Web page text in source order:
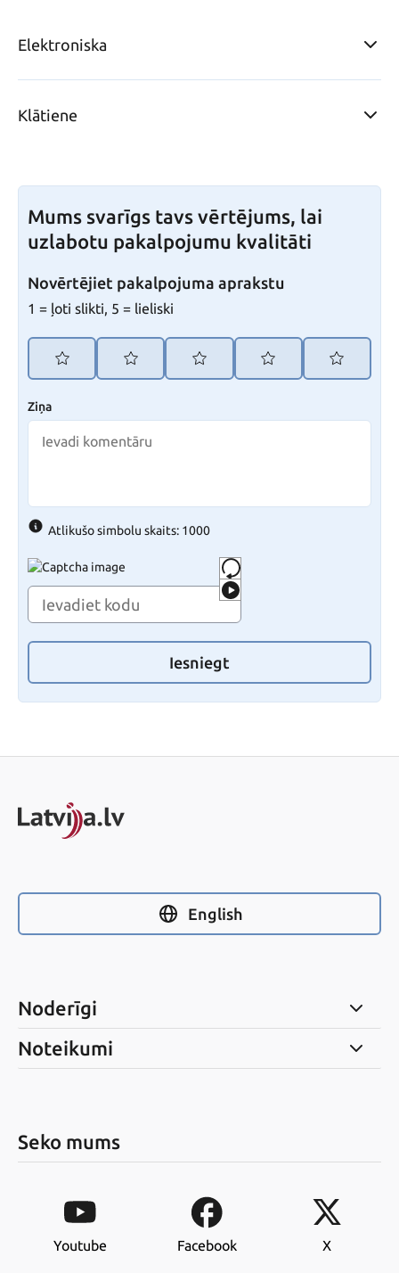
Elektroniska
Klātiene
Mums svarīgs tavs vērtējums, lai
uzlabotu pakalpojumu kvalitāti
Novērtējiet pakalpojuma aprakstu
1 = ļoti slikti, 5 = lieliski
Ziņa
Atlikušo simbolu skaits: 1000
Iesniegt
English
Noderīgi
Noteikumi
Seko mums
Youtube Facebook X